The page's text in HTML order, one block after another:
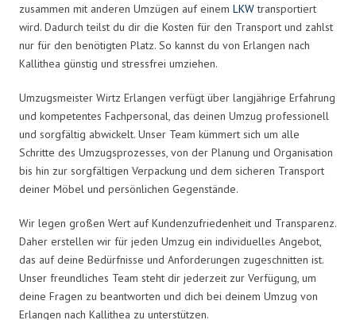
zusammen mit anderen Umzügen auf einem LKWtransportiert
wird. Dadurch teilst du dir die Kosten für den Transport und zahlst
nur für den benötigten Platz. So kannst du von Erlangen nach
Kallithea günstig und stressfrei umziehen.
Umzugsmeister Wirtz Erlangen verfügt über langjährige Erfahrung
und kompetentes Fachpersonal, das deinen Umzug professionell
und sorgfältig abwickelt. Unser Team kümmert sich um alle
Schritte des Umzugsprozesses, von der Planung und Organisation
bis hin zur sorgfältigen Verpackung und dem sicheren Transport
deiner Möbel und persönlichen Gegenstände.
Wir legen großen Wert auf Kundenzufriedenheit und Transparenz.
Daher erstellen wir für jeden Umzug ein individuelles Angebot,
das auf deine Bedürfnisse und Anforderungen zugeschnitten ist.
Unser freundliches Team steht dir jederzeit zur Verfügung, um
deine Fragen zu beantworten und dich bei deinem Umzug von
Erlangen nach Kallithea zu unterstützen.